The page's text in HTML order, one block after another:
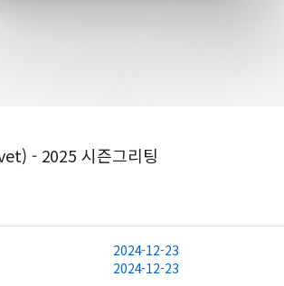
- 2025 시즌그리팅
2024-12-23
2024-12-23